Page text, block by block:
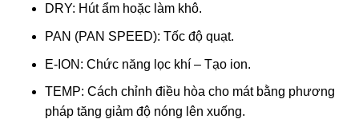
DRY: Hút ẩm hoặc làm khô.
PAN (PAN SPEED): Tốc độ quạt.
E-ION: Chức năng lọc khí – Tạo ion.
TEMP: Cách chỉnh điều hòa cho mát bằng phương
pháp tăng giảm độ nóng lên xuống.